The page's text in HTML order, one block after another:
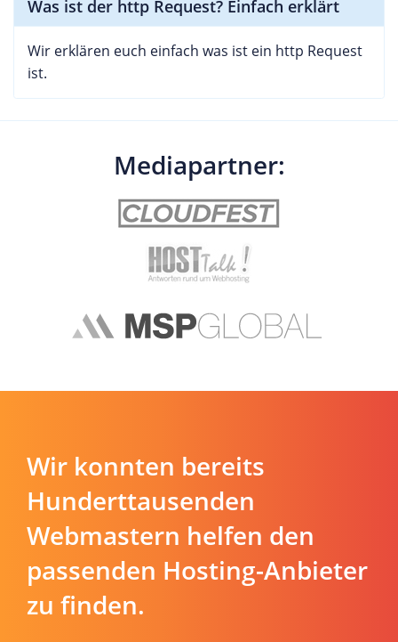
Was ist der http Request? Einfach erklärt
Wir erklären euch einfach was ist ein http Request
ist.
Mediapartner:
Wir konnten bereits
Hunderttausenden
Webmastern helfen den
passenden Hosting-Anbieter
zu finden.